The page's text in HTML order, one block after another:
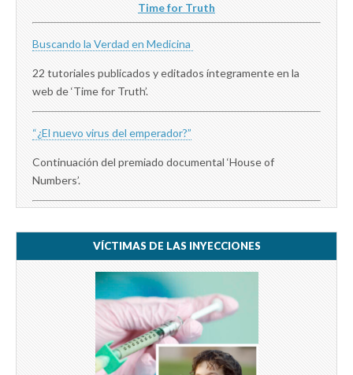
Time for Truth
Buscando la Verdad en Medicina
22 tutoriales publicados y editados íntegramente en la
web de ‘Time for Truth’.
“¿El nuevo virus del emperador?”
Continuación del premiado documental ‘House of
Numbers’.
VÍCTIMAS DE LAS INYECCIONES